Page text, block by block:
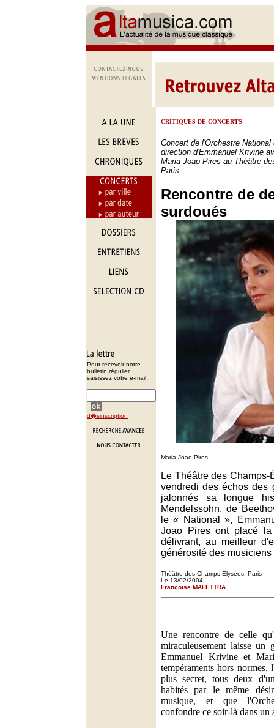
Pour recevoir notre
bulletin régulier,
saisissez votre e-mail :
d�sinscription
CRITIQUES DE CONCERTS
Concert de l'Orchestre
direction d'Emmanuel Krivine
Maria Joao Pires au Théâtre
Paris.
Rencontre de
surdoués
Maria Joao Pires
Le Théâtre des
vendredi des échos des
jalonnés sa longue
Mendelssohn, de
le « National »,
Joao Pires ont placé
délivrant, au meilleur
générosité des
Théâtre des Champs-Élysées, Paris
Le 13/02/2004
Françoise MALETTRA
Une rencontre de celle
miraculeusement laisse un
Emmanuel Krivine et
tempéraments hors
plus secret, tous deux
habités par le même
musique, et que
confondre ce soir-là dans un